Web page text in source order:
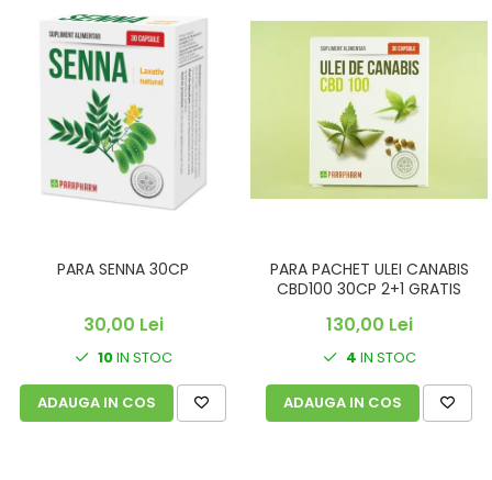
PARA SENNA 30CP
30,00 Lei
10IN STOC
ADAUGA IN COS
PARA PACHET ULEI CANABIS
CBD100 30CP 2+1 GRATIS
130,00 Lei
4 IN STOC
ADAUGA IN COS